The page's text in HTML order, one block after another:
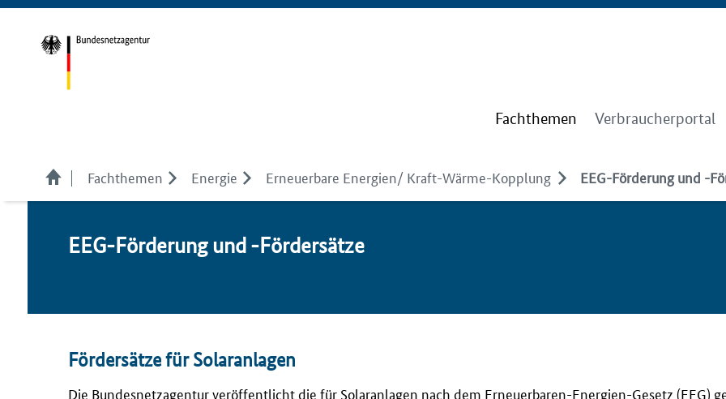
Fachthemen Verbraucherportal
Fachthemen Energie Erneuerbare Energien/ Kraft-Wärme-Kopplung EEG-Förderung und -
EEG-För­de­rung und -För­der­sät­ze
Fördersätze für Solaranlagen
Die Bundesnetzagentur veröffentlicht die für Solaranlagen nach dem Erneuerbaren-Energien-Gesetz (EEG)